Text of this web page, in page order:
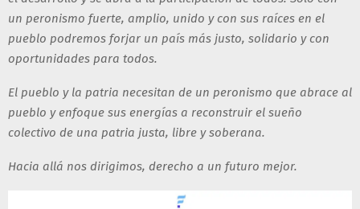
un peronismo fuerte, amplio, unido y con sus raíces en el
pueblo podremos forjar un país más justo, solidario y con
oportunidades para todos.
El pueblo y la patria necesitan de un peronismo que abrace al
pueblo y enfoque sus energías a reconstruir el sueño
colectivo de una patria justa, libre y soberana.
Hacia allá nos dirigimos, derecho a un futuro mejor.